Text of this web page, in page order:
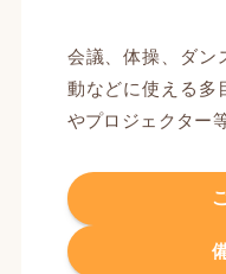
会議、体操、ダン
動などに使える多
やプロジェクター